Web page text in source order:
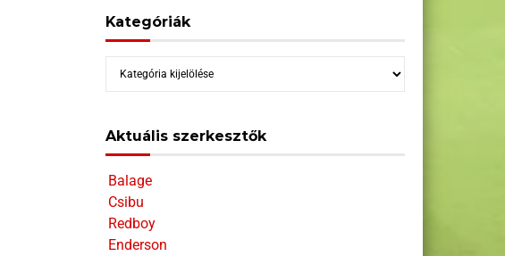
Kategóriák
Kategóriák
Aktuális szerkesztők
Balage
Csibu
Redboy
Enderson